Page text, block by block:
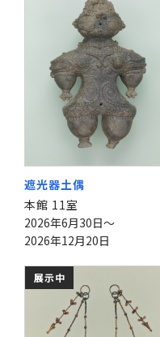
遮光器土偶
本館 11室
2026年6月30日～
2026年12月20日
展示中